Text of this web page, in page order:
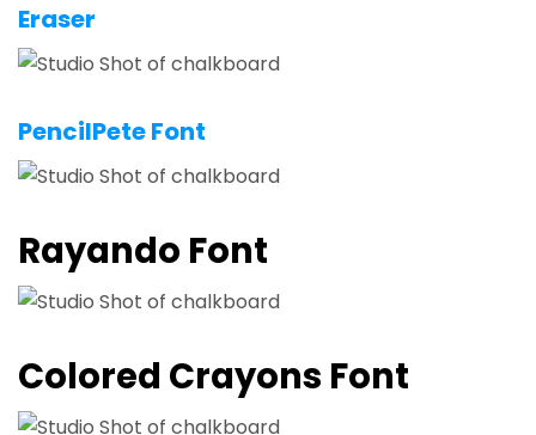
Eraser
PencilPete Font
Rayando Font
Colored Crayons Font